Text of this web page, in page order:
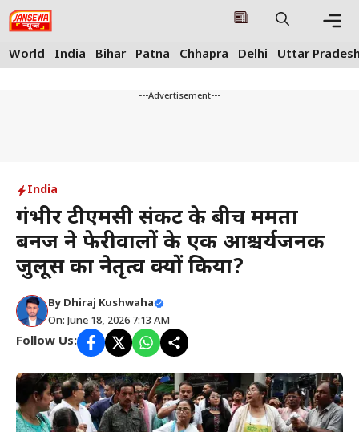
Skip
to
content
World India Bihar Patna Chhapra Delhi Uttar
---Advertisement---
India
गंभीर टीएमसी संकट के बीच ममता
बनर्जी ने फेरीवालों के एक आश्चर्यजनक
जुलूस का नेतृत्व क्यों किया?
By Dhiraj Kushwaha
On: June 18, 2026 7:13 AM
Follow Us: